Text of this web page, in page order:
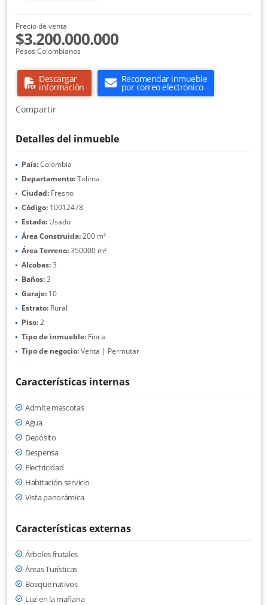
Precio de venta
$3.200.000.000
Pesos Colombianos
Descargar
información
Recomendar inmueble
por correo electrónico
Compartir
Detalles del inmueble
País:Colombia
Departamento:Tolima
Ciudad: Fresno
Código: 10012478
Estado: Usado
Área Construida:200 m²
Área Terreno:350000 m²
Alcobas:3
Baños:3
Garaje: 10
Estrato: Rural
Piso:2
Tipo de inmueble: Finca
Tipo de negocio:Venta | Permutar
Características internas
Admite mascotas
Agua
Depósito
Despensa
Electricidad
Habitación servicio
Vista panorámica
Características externas
Árboles frutales
Áreas Turísticas
Bosque nativos
Luz en la mañana